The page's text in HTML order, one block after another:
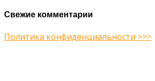
Свежие комментарии
Политика конфиденциальности >>>